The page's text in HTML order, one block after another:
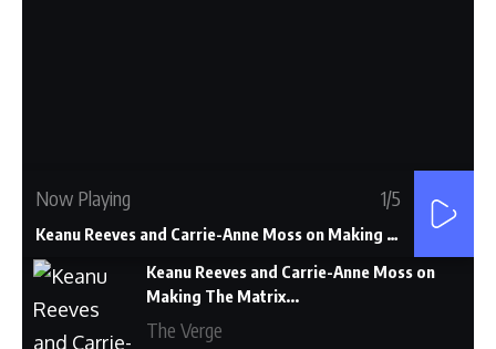
Now Playing 1/5
Keanu Reeves and Carrie-Anne Moss on Making The Matrix...
Keanu Reeves and Carrie-Anne Moss on
Making The Matrix...
The Verge